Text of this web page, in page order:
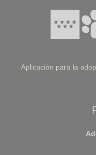
Aplicación para la